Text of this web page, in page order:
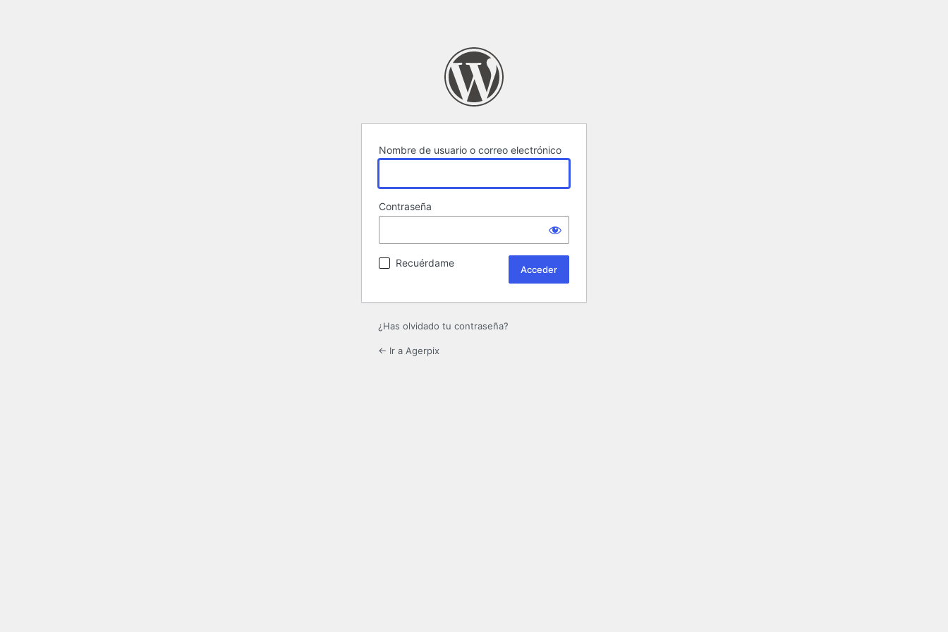
Nombre de usuario o correo electrónico
Contraseña
Recuérdame
¿Has olvidado tu contraseña?
← Ir a Agerpix